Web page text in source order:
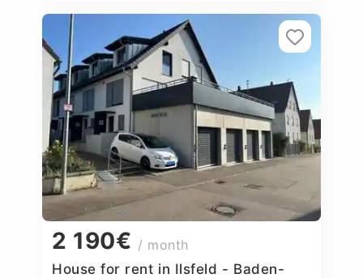
2 190€ / month
House for rent in Ilsfeld - Baden-